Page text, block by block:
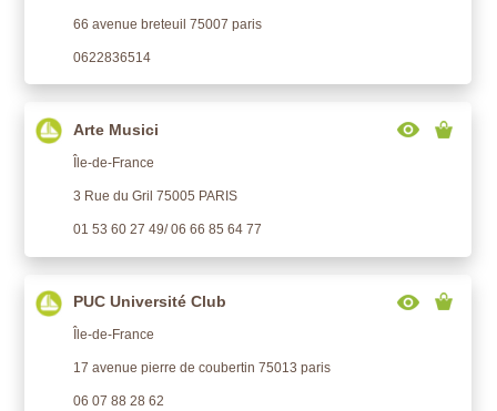
66 avenue breteuil 75007 paris
0622836514
Arte Musici
Île-de-France
3 Rue du Gril 75005 PARIS
01 53 60 27 49/ 06 66 85 64 77
PUC Université Club
Île-de-France
17 avenue pierre de coubertin 75013 paris
06 07 88 28 62